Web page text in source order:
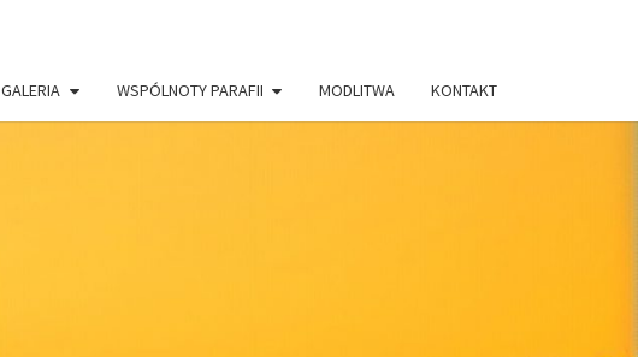
GALERIA WSPÓLNOTY PARAFII MODLITWA KONTAKT